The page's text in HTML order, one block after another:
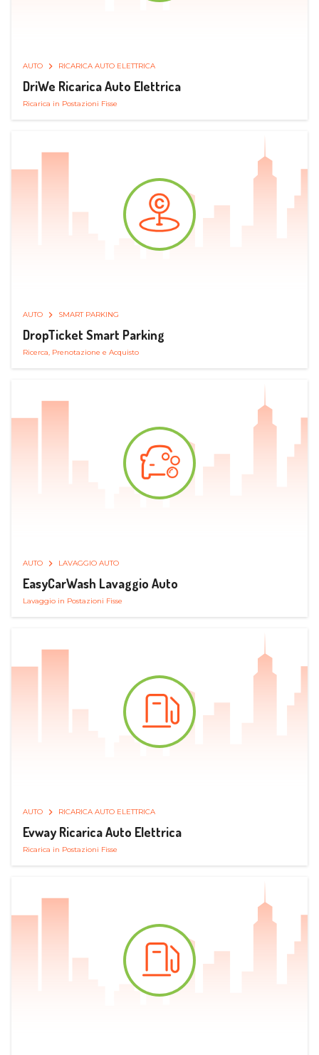
AUTO RICARICA AUTO ELETTRICA
DriWe Ricarica Auto Elettrica
Ricarica in Postazioni Fisse
AUTO SMART PARKING
DropTicket Smart Parking
Ricerca, Prenotazione e Acquisto
AUTO LAVAGGIO AUTO
EasyCarWash Lavaggio Auto
Lavaggio in Postazioni Fisse
AUTO RICARICA AUTO ELETTRICA
Evway Ricarica Auto Elettrica
Ricarica in Postazioni Fisse